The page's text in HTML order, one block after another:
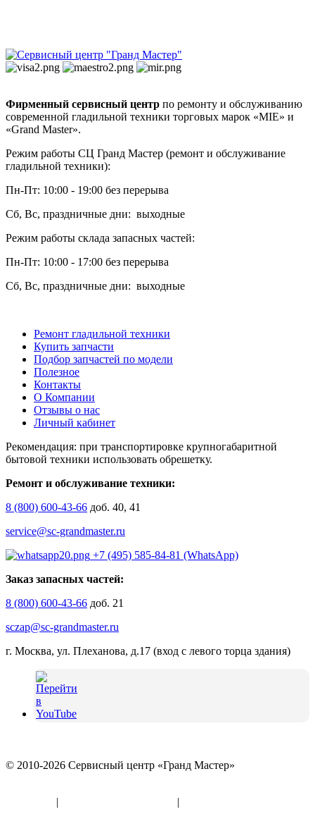
Фирменный сервисный центр по ремонту и обслуживанию
современной гладильной техники торговых марок «MIE» и
«Grand Master».
Режим работы СЦ Гранд Мастер (ремонт и обслуживание
гладильной техники):
Пн-Пт: 10:00 - 19:00 без перерыва
Сб, Вс, праздничные дни: выходные
Режим работы склада запасных частей:
Пн-Пт: 10:00 - 17:00 без перерыва
Сб, Вс, праздничные дни: выходные
Ремонт гладильной техники
Купить запчасти
Подбор запчастей по модели
Полезное
Контакты
О Компании
Отзывы о нас
Личный кабинет
Рекомендация: при транспортировке крупногабаритной
бытовой техники использовать обрешетку.
Ремонт и обслуживание техники:
8 (800) 600-43-66 доб. 40, 41
service@sc-grandmaster.ru
+7 (495) 585-84-81 (WhatsApp)
Заказ запасных частей:
8 (800) 600-43-66 доб. 21
sczap@sc-grandmaster.ru
г. Москва, ул. Плеханова, д.17 (вход с левого торца здания)
© 2010-2026 Сервисный центр «Гранд Мастер»
| |